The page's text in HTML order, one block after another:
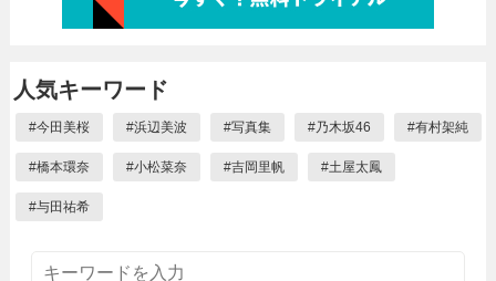
人気キーワード
#今田美桜 #浜辺美波 #写真集 #乃木坂46 #有村架純
#橋本環奈 #小松菜奈 #吉岡里帆 #土屋太鳳
#与田祐希